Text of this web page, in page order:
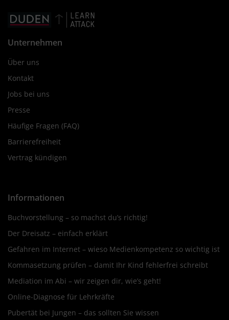
Unternehmen
Über uns
Kontakt
Jobs bei uns
Presse
Häufige Fragen (FAQ)
Barrierefreiheit
Vertrag kündigen
Informationen
Buchvorstellung – so machst du’s richtig!
Der Dreisatz – einfach erklärt
Gefahren im Internet – wieso Medienkompetenz so wichtig ist
Kommasetzung prüfen – damit Ihr Kind fehlerfrei schreibt
Mediation im Abi – wir zeigen dir, wie’s geht!
Online-Diagnose für Lehrkräfte
Pubertät bei Jungen – das sollten Sie wissen